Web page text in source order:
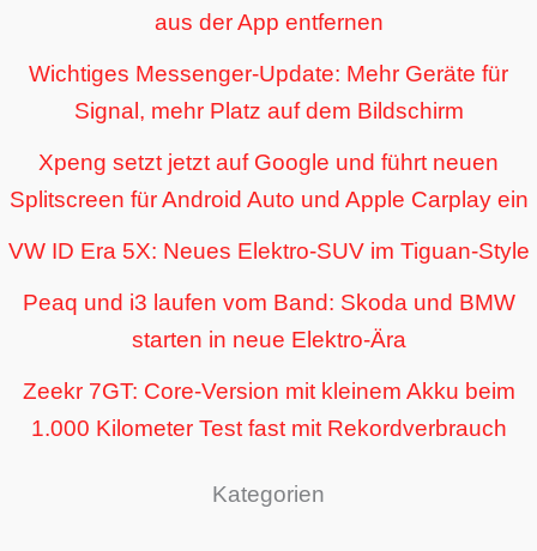
aus der App entfernen
Wichtiges Messenger-Update: Mehr Geräte für
Signal, mehr Platz auf dem Bildschirm
Xpeng setzt jetzt auf Google und führt neuen
Splitscreen für Android Auto und Apple Carplay ein
VW ID Era 5X: Neues Elektro-SUV im Tiguan-Style
Peaq und i3 laufen vom Band: Skoda und BMW
starten in neue Elektro-Ära
Zeekr 7GT: Core-Version mit kleinem Akku beim
1.000 Kilometer Test fast mit Rekordverbrauch
Kategorien